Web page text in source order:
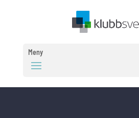
Meny